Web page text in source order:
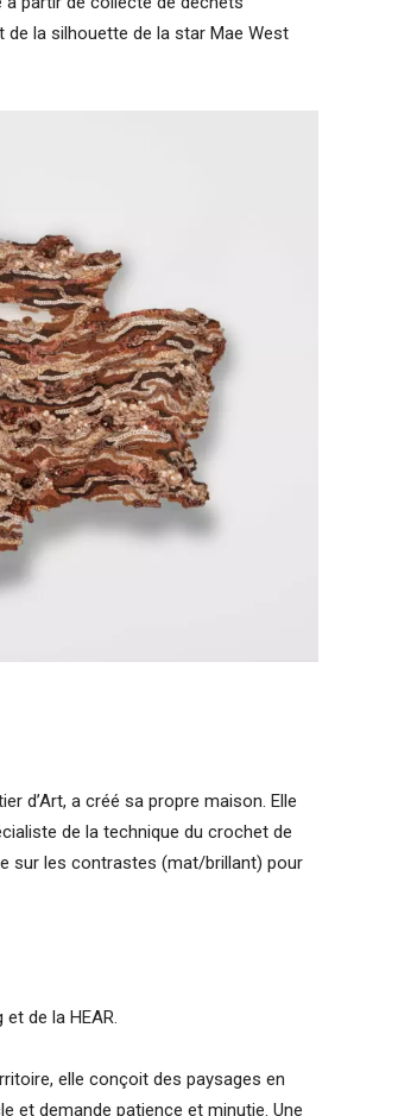
la silhouette de la star Mae West
d’Art, a créé sa propre maison. Elle
de la technique du crochet de
sur les contrastes (mat/brillant) pour
de la HEAR.
elle conçoit des paysages en
et demande patience et minutie. Une